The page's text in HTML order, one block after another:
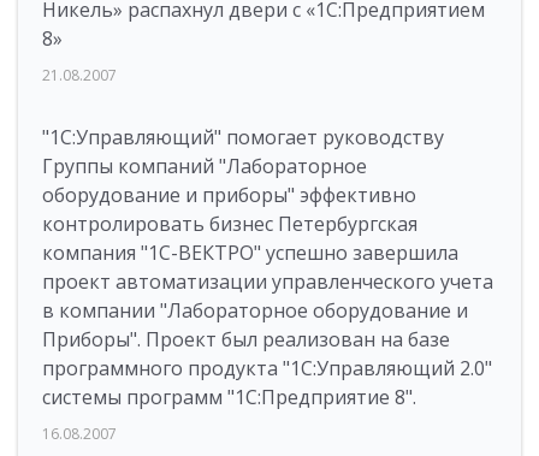
Никель» распахнул двери с «1С:Предприятием
8»
21.08.2007
"1С:Управляющий" помогает руководству
Группы компаний "Лабораторное
оборудование и приборы" эффективно
контролировать бизнес Петербургская
компания "1С-ВЕКТРО" успешно завершила
проект автоматизации управленческого учета
в компании "Лабораторное оборудование и
Приборы". Проект был реализован на базе
программного продукта "1С:Управляющий 2.0"
системы программ "1С:Предприятие 8".
16.08.2007